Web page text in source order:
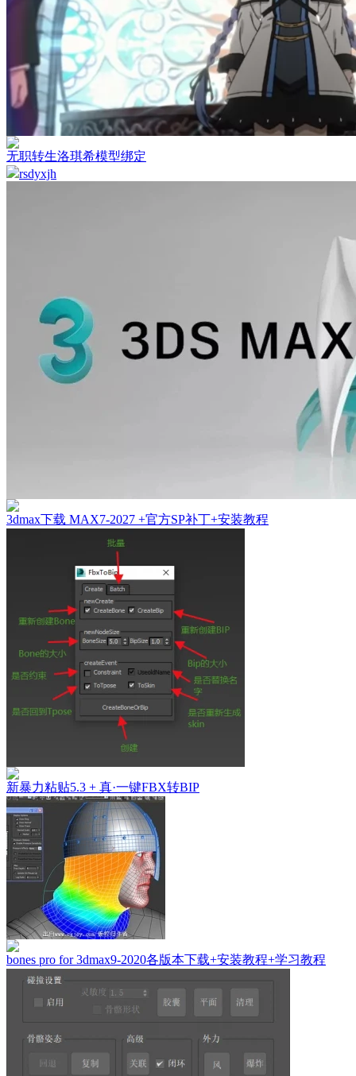
无职转生洛琪希模型绑定
rsdyxjh
3dmax下载 MAX7-2027 +官方SP补丁+安装教程
新暴力粘贴5.3 + 真·一键FBX转BIP
bones pro for 3dmax9-2020各版本下载+安装教程+学习教程